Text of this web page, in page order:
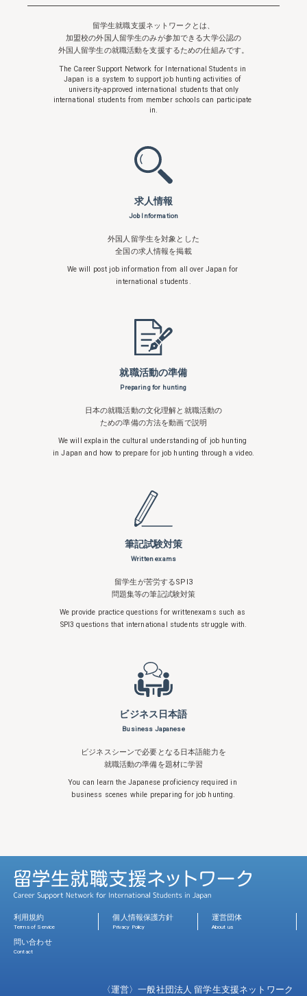
留学生就職支援ネットワークとは、
加盟校の外国人留学生のみが参加できる大学公認の
外国人留学生の就職活動を支援するための仕組みです。
The Career Support Network for International Students in
Japan is a system to supportjob hunting activities of
university-approved international students that only
international students from member schools can participate
in.
求人情報
Job Information
外国人留学生を対象とした
全国の求人情報を掲載
We will post job information from all over Japan for
international students.
就職活動の準備
Preparing for hunting
日本の就職活動の文化理解と就職活動の
ための準備の方法を動画で説明
We will explain the cultural understandingof job hunting
in Japan and how to prepare for job hunting through a video.
筆記試験対策
Written exams
留学生が苦労するSPI3
問題集等の筆記試験対策
We provide practice questions for writtenexams such as
SPI3 questions that international students struggle with.
ビジネス日本語
Business Japanese
ビジネスシーンで必要となる日本語能力を
就職活動の準備を題材に学習
You can learn the Japanese proficiency required in
business scenes while preparing for job hunting.
利用規約
Terms of Service
個人情報保護方針
Privacy Policy
運営団体
About us
問い合わせ
Contact
〈運営〉一般社団法人 留学生支援ネットワーク